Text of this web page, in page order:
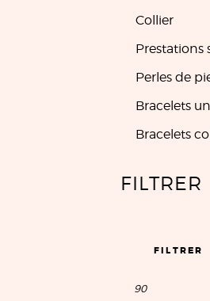
Collier
Prestations
Perles de
Bracelets
Bracelets
FILTRER
FILTRER